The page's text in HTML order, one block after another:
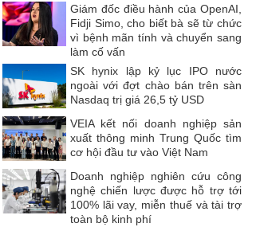
Giám đốc điều hành của OpenAI,
Fidji Simo, cho biết bà sẽ từ chức
vì bệnh mãn tính và chuyển sang
làm cố vấn
SK hynix lập kỷ lục IPO nước
ngoài với đợt chào bán trên sàn
Nasdaq trị giá 26,5 tỷ USD
VEIA kết nối doanh nghiệp sản
xuất thông minh Trung Quốc tìm
cơ hội đầu tư vào Việt Nam
Doanh nghiệp nghiên cứu công
nghệ chiến lược được hỗ trợ tới
100% lãi vay, miễn thuế và tài trợ
toàn bộ kinh phí